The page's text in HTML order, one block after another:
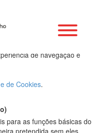
de cookies
de navegação e
de Cookies.
para as funções básicas do
pretendida sem eles